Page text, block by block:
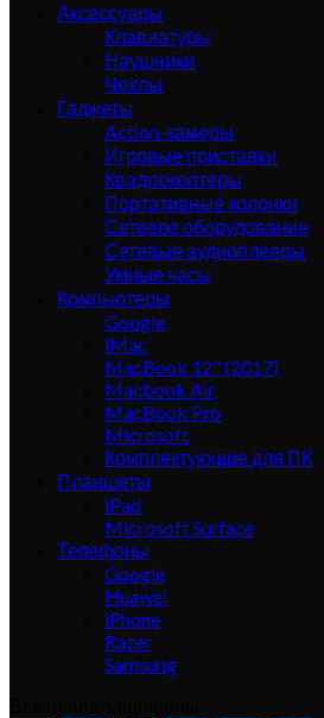
Аксессуары
Клавиатуры
Наушники
Чехлы
Гаджеты
Action-камеры
Игровые приставки
Квадрокоптеры
Портативные колонки
Сетевое оборудование
Сетевые аудиоплееры
Умные часы
Компьютеры
Google
iMac
MacBook 12" (2017)
Macbook Air
MacBook Pro
Microsoft
Комплектующие для ПК
Планшеты
iPad
Microsoft Surface
Телефоны
Google
Huawei
iPhone
Razer
Samsung